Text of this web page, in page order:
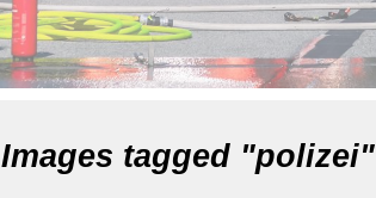
Images tagged "polizei"